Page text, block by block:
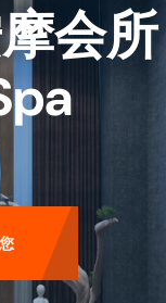
会所